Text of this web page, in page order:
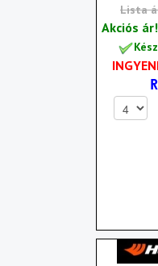
Lista
Akciós ár!